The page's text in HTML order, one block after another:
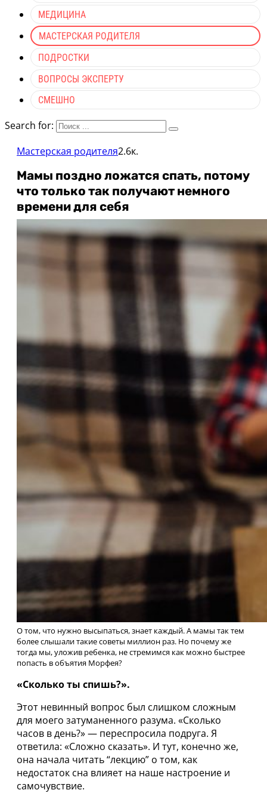
МЕДИЦИНА
МАСТЕРСКАЯ РОДИТЕЛЯ
ПОДРОСТКИ
ВОПРОСЫ ЭКСПЕРТУ
СМЕШНО
Search for:
Мастерская родителя2.6к.
Мамы поздно ложатся спать, потому
что только так получают немного
времени для себя
О том, что нужно высыпаться, знает каждый. А мамы так тем
более слышали такие советы миллион раз. Но почему же
тогда мы, уложив ребенка, не стремимся как можно быстрее
попасть в объятия Морфея?
«Сколько ты спишь?».
Этот невинный вопрос был слишком сложным
для моего затуманенного разума. «Сколько
часов в день?» — переспросила подруга. Я
ответила: «Сложно сказать». И тут, конечно же,
она начала читать “лекцию” о том, как
недостаток сна влияет на наше настроение и
самочувствие.